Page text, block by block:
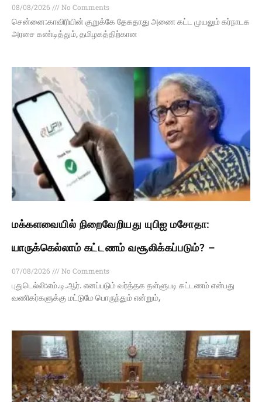
08/08/2026
No Comments
சென்னை:காவிரியின் குறுக்கே தேகதாது அணை கட்ட முயலும் கர்நாடக
அரசை கண்டித்தும், தமிழகத்திற்கான
மக்களவையில் நிறைவேறியது யுபிஐ மசோதா:
யாருக்கெல்லாம் கட்டணம் வசூலிக்கப்படும்? –
07/08/2026
No Comments
புதுடெல்லி:எம்.டி.ஆர். எனப்படும் வர்த்தக தள்ளுபடி கட்டணம் என்பது
வணிகர்களுக்கு மட்டுமே பொருந்தும் என்றும்,